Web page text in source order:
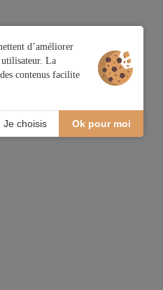
d’améliorer
La
contenus facilite
Ok pour moi
Je choisis